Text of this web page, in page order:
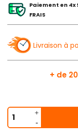
Paiement en 4x
FRAIS
Livraison à
+ de